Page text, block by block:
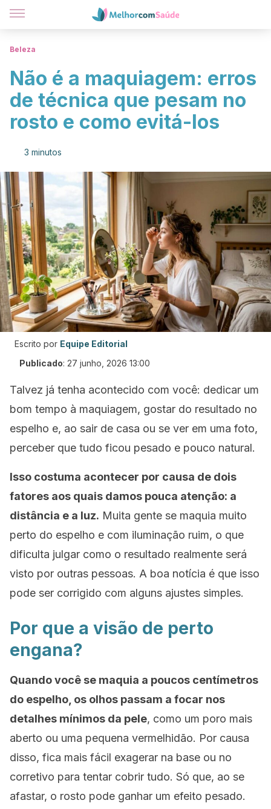
Beleza
Não é a maquiagem: erros
de técnica que pesam no
rosto e como evitá-los
3 minutos
Escrito por Equipe Editorial
Publicado: 27 junho, 2026 13:00
Talvez já tenha acontecido com você: dedicar um
bom tempo à maquiagem, gostar do resultado no
espelho e, ao sair de casa ou se ver em uma foto,
perceber que tudo ficou pesado e pouco natural.
Isso costuma acontecer por causa de dois
fatores aos quais damos pouca atenção: a
distância e a luz. Muita gente se maquia muito
perto do espelho e com iluminação ruim, o que
dificulta julgar como o resultado realmente será
visto por outras pessoas. A boa notícia é que isso
pode ser corrigido com alguns ajustes simples.
Por que a visão de perto
engana?
Quando você se maquia a poucos centímetros
do espelho, os olhos passam a focar nos
detalhes mínimos da pele, como um poro mais
aberto ou uma pequena vermelhidão. Por causa
disso, fica mais fácil exagerar na base ou no
corretivo para tentar cobrir tudo. Só que, ao se
afastar, o rosto pode ganhar um efeito pesado.